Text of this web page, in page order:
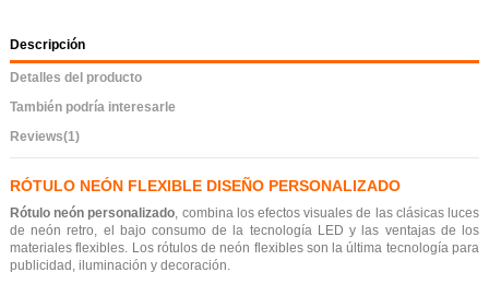
Descripción
Detalles del producto
También podría interesarle
Reviews(1)
RÓTULO NEÓN FLEXIBLE DISEÑO PERSONALIZADO
Rótulo neón personalizado, combina los efectos visuales de las clásicas luces
de neón retro, el bajo consumo de la tecnología LED y las ventajas de los
materiales flexibles. Los rótulos de neón flexibles son la última tecnología para
publicidad, iluminación y decoración.